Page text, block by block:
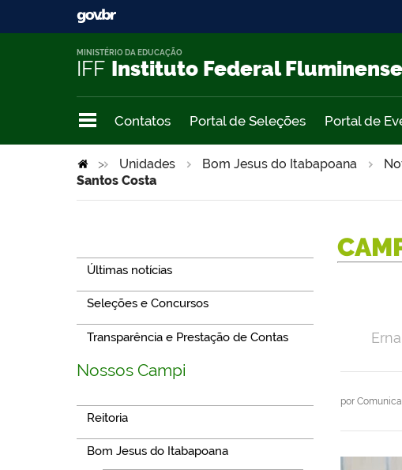
IFF Instituto Federal Fluminense
MINISTÉRIO DA EDUCAÇÃO
Contatos Portal de Seleções Portal de
Unidades Bom Jesus do Itabapoana
>
Santos Costa
Últimas notícias
Seleções e Concursos
Transparência e Prestação de Contas
Nossos Campi
Reitoria
Bom Jesus do Itabapoana
por